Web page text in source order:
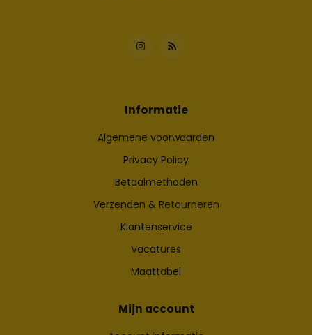
Informatie
Algemene voorwaarden
Privacy Policy
Betaalmethoden
Verzenden & Retourneren
Klantenservice
Vacatures
Maattabel
Mijn account